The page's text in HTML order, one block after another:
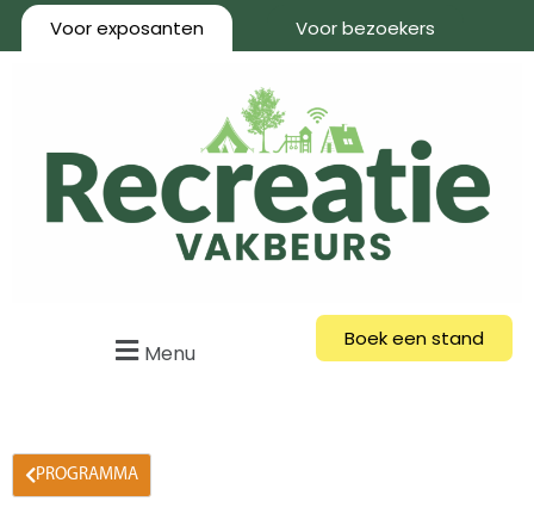
Voor exposanten Voor bezoekers
Menu
Boek een stand
PROGRAMMA